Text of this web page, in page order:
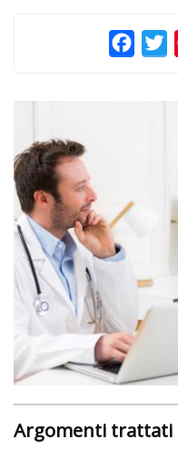
Argomenti trattati